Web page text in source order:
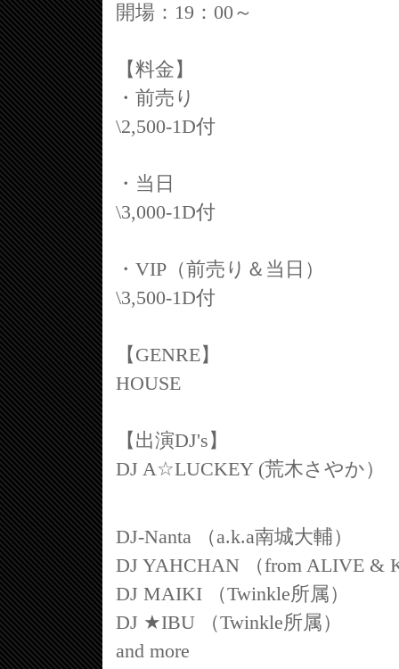
開場：19：00～
【料金】
・前売り
\2,500‐1D付
・当日
\3,000‐1D付
・VIP（前売り＆当日）
\3,500‐1D付
【GENRE】
HOUSE
【出演DJ's】
DJ A☆LUCKEY (荒木さやか）
DJ-Nanta （a.k.a南城大輔）
DJ YAHCHAN （from ALIVE &
DJ MAIKI （Twinkle所属）
DJ ★IBU （Twinkle所属）
and more